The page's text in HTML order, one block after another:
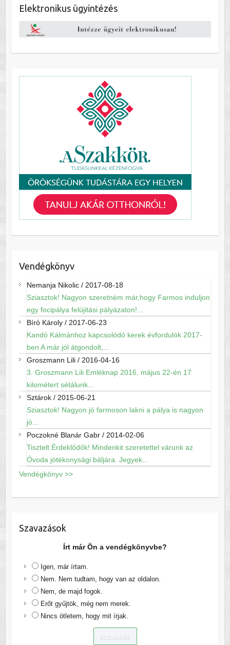
Elektronikus ügyintézés
Vendégkönyv
Nemanja Nikolic/ 2017-08-18
Sziasztok! Nagyon szeretném már,hogy Farmos induljon
egy focipálya felújitási pályázaton!...
Bíró Károly/ 2017-06-23
Kandó Kálmánhoz kapcsolódó kerek évfordulók 2017-
ben A már jól átgondolt,...
Groszmann Lili/ 2016-04-16
3. Groszmann Lili Emléknap 2016. május 22-én 17
kilométert sétálunk...
Sztárok/ 2015-06-21
Sziasztok! Nagyon jó farmoson lakni a pálya is nagyon
jó...
Poczokné Blanár Gabr/ 2014-02-06
Tisztelt Érdeklődők! Mindenkit szeretettel várunk az
Óvoda jótékonysági báljára. Jegyek...
Vendégkönyv >>
Szavazások
Írt már Ön a vendégkönyvbe?
Igen, már írtam.
Nem. Nem tudtam, hogy van az oldalon.
Nem, de majd fogok.
Erőt gyűjtök, még nem merek.
Nincs ötletem, hogy mit írjak.